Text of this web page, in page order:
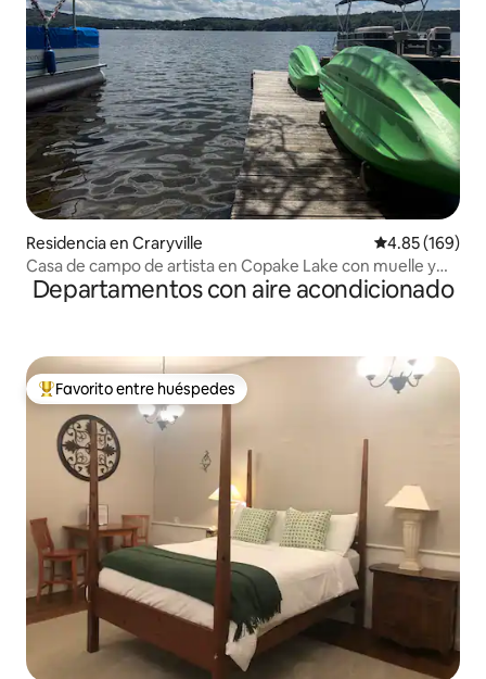
Residencia en Craryville Calificación
4.85 (169)
Casa de campo de artista en Copake Lake con muelle y
kayaks
Departamentos con aire acondicionado
De los mejores en Favorito entre huéspedes
Favorito entre huéspedes